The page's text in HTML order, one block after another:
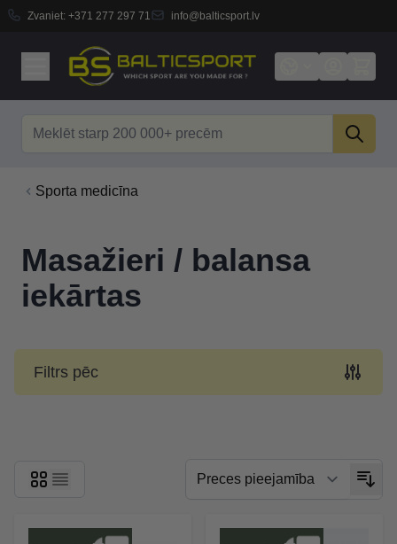
Zvaniet: +371 277 297 71 info@balticsport.lv
Sporta medicīna
Masažieri / balansa
iekārtas
Filtrs pēc